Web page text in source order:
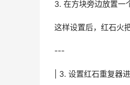
3. 在方块旁边放置一
这样设置后，红石火
---
| 3. 设置红石重复器